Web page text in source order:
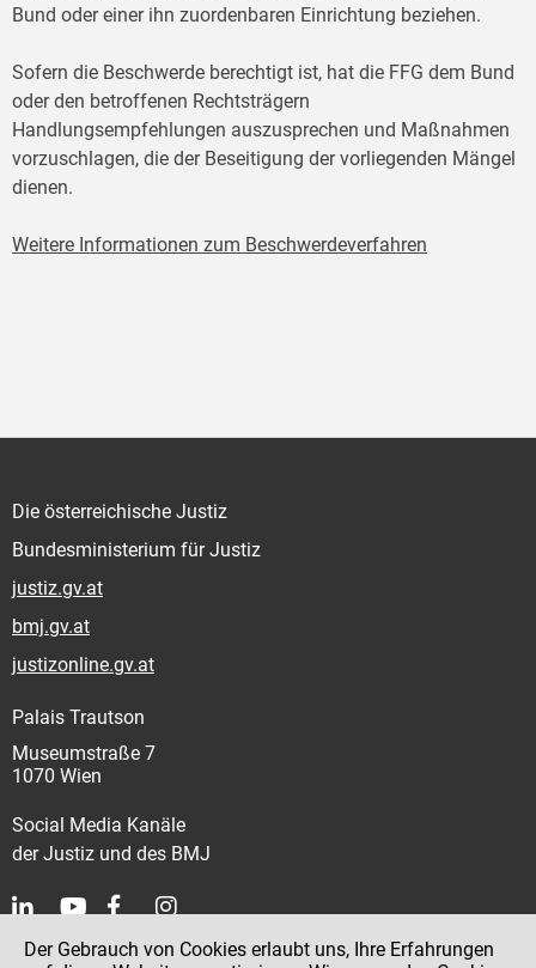
Bund oder einer ihn zuordenbaren Einrichtung beziehen.
Sofern die Beschwerde berechtigt ist, hat die FFG dem Bund
oder den betroffenen Rechtsträgern
Handlungsempfehlungen auszusprechen und Maßnahmen
vorzuschlagen, die der Beseitigung der vorliegenden Mängel
dienen.
Weitere Informationen zum Beschwerdeverfahren
Die österreichische Justiz
Bundesministerium für Justiz
justiz.gv.at
bmj.gv.at
justizonline.gv.at
Palais Trautson
Museumstraße 7
1070 Wien
Social Media Kanäle
der Justiz und des BMJ
Kontakt
Der Gebrauch von Cookies erlaubt uns, Ihre Erfahrungen